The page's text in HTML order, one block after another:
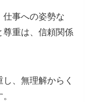
仕事への姿勢な
尊重は、信頼関係
、無理解からく